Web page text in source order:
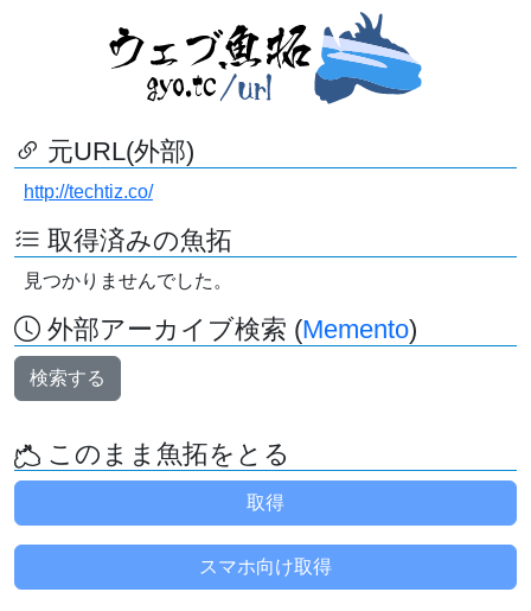
元URL(外部)
http://techtiz.co/
取得済みの魚拓
見つかりませんでした。
外部アーカイブ検索 (Memento)
検索する
このまま魚拓をとる